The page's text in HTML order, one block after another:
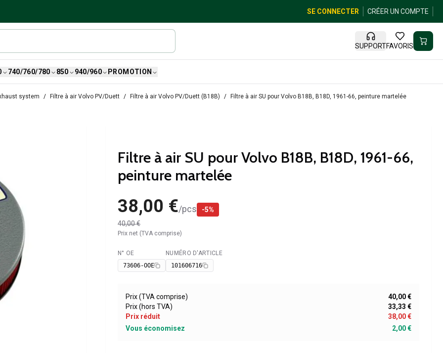
SE CONNECTER CRÉER UN COMPTE
SUPPORTFAVORIS
740/760/780 850 940/960 PROMOTION
system Filtre à air Volvo PV/Duett Filtre à air Volvo PV/Duett (B18B) Filtre à air SU pour Volvo B18B, B18D, 1961-66, peinture martelée
Filtre à air SU pour Volvo B18B, B18D, 1961-66,
peinture martelée
38,00 €/pcs -5%
40,00 €
Prix net (TVA comprise)
Disponible
N° OE
73606-OOE
NUMÉRO D'ARTICLE
101606716
Prix (TVA comprise)
40,00 €
Prix (hors TVA)
33,33 €
Prix réduit
38,00 €
Vous économisez
2,00 €